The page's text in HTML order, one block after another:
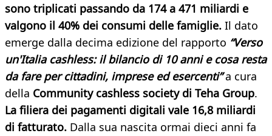
sono triplicati passando da 174 a 471 miliardi e
valgono il 40% dei consumi delle famiglie. Il dato
emerge dalla decima edizione del rapporto “Verso
un'Italia cashless: il bilancio di 10 anni e cosa resta
da fare per cittadini, imprese ed esercenti”a cura
della Community cashless society di Teha Group.
La filiera dei pagamenti digitali vale 16,8 miliardi
di fatturato. Dalla sua nascita ormai dieci anni fa